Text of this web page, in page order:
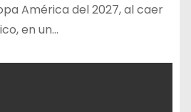
América del 2027, al caer
en un…